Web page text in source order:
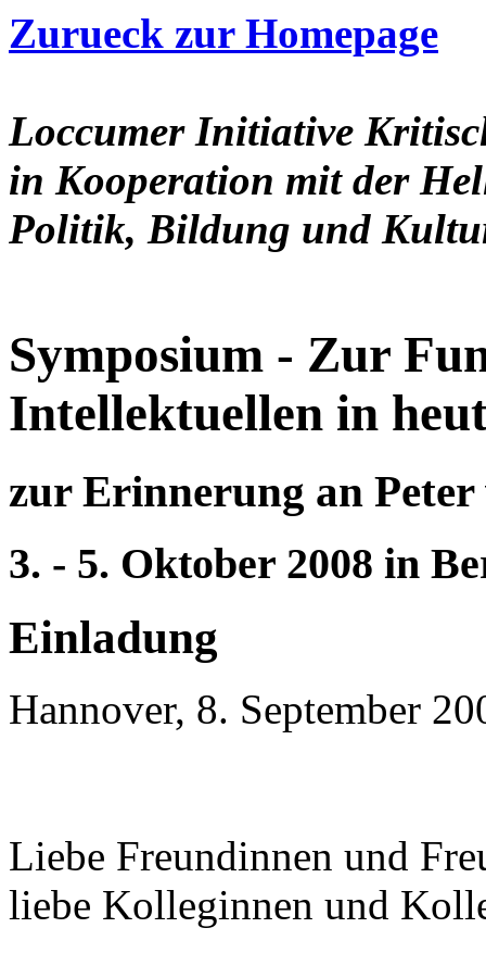
Zurueck zur Homepage
Loccumer Initiative
in Kooperation mit der
Politik, Bildung und
Symposium - Zur
Intellektuellen in
zur Erinnerung an Peter
3. - 5. Oktober 2008 in
Einladung
Hannover, 8. September
Liebe Freundinnen und
liebe Kolleginnen und